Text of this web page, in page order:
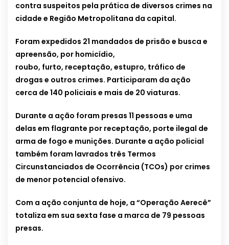
contra suspeitos pela prática de diversos crimes na
cidade e Região Metropolitana da capital.
Foram expedidos 21 mandados de prisão e busca e
apreensão, por homicídio,
roubo, furto, receptação, estupro, tráfico de
drogas e outros crimes. Participaram da ação
cerca de 140 policiais e mais de 20 viaturas.
Durante a ação foram presas 11 pessoas e uma
delas em flagrante por receptação, porte ilegal de
arma de fogo e munições. Durante a ação policial
também foram lavrados três Termos
Circunstanciados de Ocorrência (TCOs) por crimes
de menor potencial ofensivo.
Com a ação conjunta de hoje, a “Operação Aerecê”
totaliza em sua sexta fase a marca de 79 pessoas
presas.